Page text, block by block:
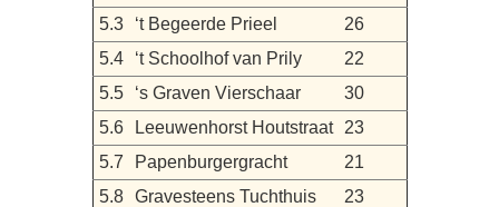
5.3
‘t Begeerde Prieel
26
5.4
‘t Schoolhof van Prily
22
5.5
‘s Graven Vierschaar
30
5.6
Leeuwenhorst Houtstraat
23
5.7
Papenburgergracht
21
5.8
Gravesteens Tuchthuis
23